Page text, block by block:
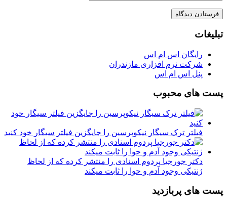
تبلیغات
رایگان اس ام اس
شرکت نرم افزاری مازندران
پنل اس ام اس
پست های محبوب
فیلتر ترک سیگار نیکوپرسین را جایگزین فیلتر سیگار خود کنید
دکتر جورجیا پردوم اسنادی را منتشر کرده که از لحاظ
ژنتیکی وجود آدم و حوا را ثابت میکند
پست های پربازدید